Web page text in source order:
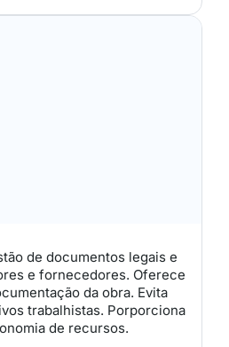
de documentos legais e
e fornecedores. Oferece
da obra. Evita
trabalhistas. Porporciona
de recursos.